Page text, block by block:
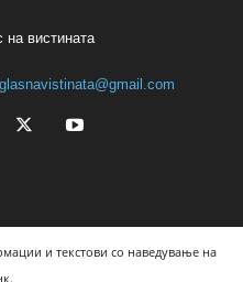
на вистината
и текстови со наведување на